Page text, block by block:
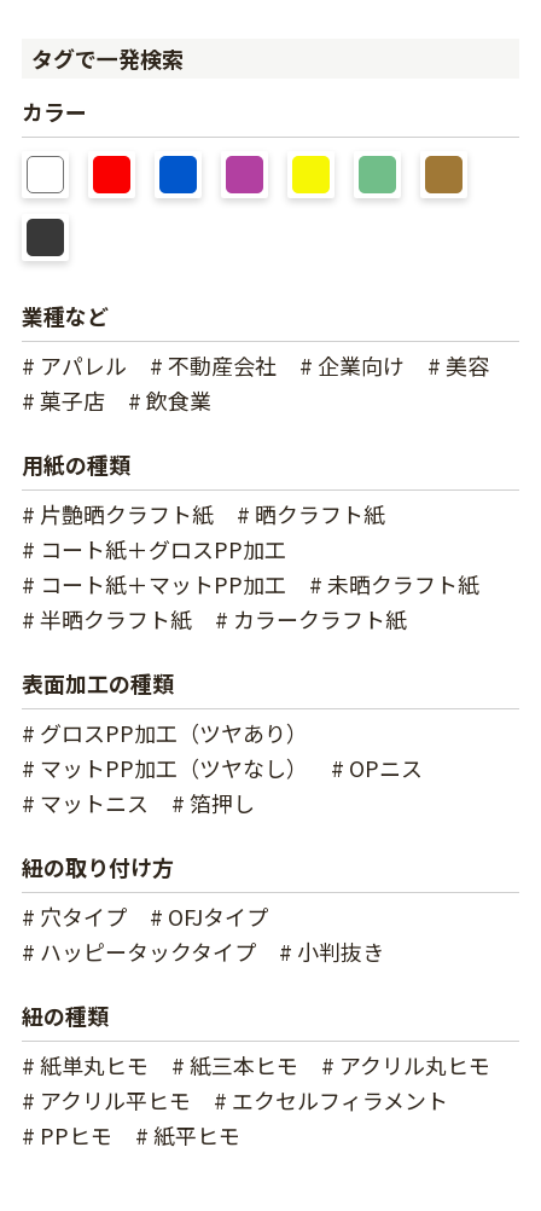
タグで一発検索
カラー
業種など
# アパレル
# 不動産会社 # 企業向け
# 美容
# 菓子店
# 飲食業
用紙の種類
# 片艶晒クラフト紙
# 晒クラフト紙
# コート紙＋グロスPP加工
# コート紙＋マットPP加工
# 未晒クラフト紙
# 半晒クラフト紙
# カラークラフト紙
表面加工の種類
# グロスPP加工（ツヤあり）
# マットPP加工（ツヤなし）
# OPニス
# マットニス
# 箔押し
紐の取り付け方
# 穴タイプ
# OFJタイプ
# ハッピータックタイプ
# 小判抜き
紐の種類
# 紙単丸ヒモ
# 紙三本ヒモ
# アクリル丸ヒモ
# アクリル平ヒモ
# エクセルフィラメント
# PPヒモ
# 紙平ヒモ